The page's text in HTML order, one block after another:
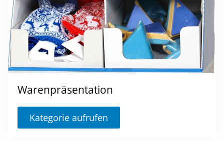
Warenpräsentation
Kategorie aufrufen